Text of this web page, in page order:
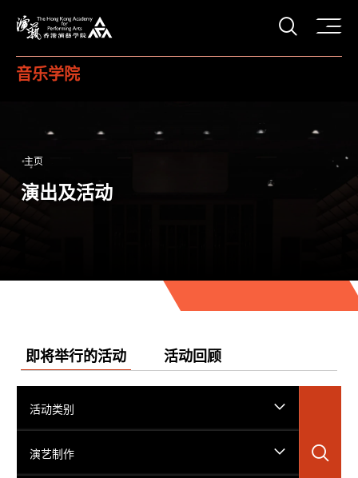
打开
音乐学院
主页
演出及活动
即将举行的活动 活动回顾
活动类别
演艺制作